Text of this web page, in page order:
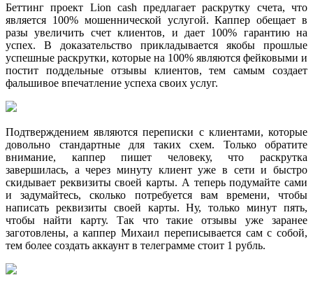
Беттинг проект Lion cash предлагает раскрутку счета, что
является 100% мошеннической услугой. Каппер обещает в
разы увеличить счет клиентов, и дает 100% гарантию на
успех. В доказательство прикладывается якобы прошлые
успешные раскрутки, которые на 100% являются фейковыми и
постит поддельные отзывы клиентов, тем самым создает
фальшивое впечатление успеха своих услуг.
Подтверждением являются переписки с клиентами, которые
довольно стандартные для таких схем. Только обратите
внимание, каппер пишет человеку, что раскрутка
завершилась, а через минуту клиент уже в сети и быстро
скидывает реквизиты своей карты. А теперь подумайте сами
и задумайтесь, сколько потребуется вам времени, чтобы
написать реквизиты своей карты. Ну, только минут пять,
чтобы найти карту. Так что такие отзывы уже заранее
заготовлены, а каппер Михаил переписывается сам с собой,
тем более создать аккаунт в телеграмме стоит 1 рубль.